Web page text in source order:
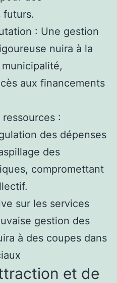
futurs.
: Une gestion
nuira à la
aux financements
:
des dépenses
des
compromettant
sur les services
gestion des
à des coupes dans
et de